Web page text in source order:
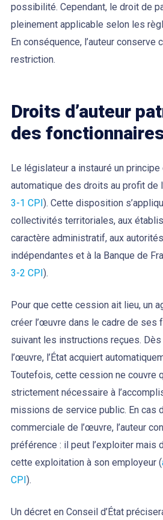
possibilité. Cependant, le droit de
pleinement applicable selon les
En conséquence, l’auteur conserve
restriction.
Droits d’auteur
des
Le législateur a instauré un
automatique des droits au profit de
3-1 CPI). Cette disposition
collectivités territoriales, aux
caractère administratif, aux
indépendantes et à la Banque de
3-2 CPI).
Pour que cette cession ait lieu, un
créer l’œuvre dans le cadre de ses
suivant les instructions reçues.
l’œuvre, l’État acquiert
Toutefois, cette cession ne couvre
strictement nécessaire à
missions de service public. En cas
commerciale de l’œuvre, l’auteur
préférence : il peut l’exploiter mais
cette exploitation à son employeur (
CPI).
Un décret en Conseil d’État